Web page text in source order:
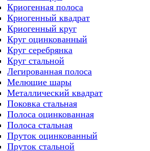
Криогенная полоса
Криогенный квадрат
Криогенный круг
Круг оцинкованный
Круг серебрянка
Круг стальной
Легированная полоса
Мелющие шары
Металлический квадрат
Поковка стальная
Полоса оцинкованная
Полоса стальная
Пруток оцинкованный
Пруток стальной